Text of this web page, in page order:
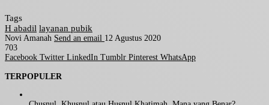
Tags
H abadil layanan pubik
Novi Amanah Send an email 12 Agustus 2020
703
Facebook Twitter LinkedIn Tumblr Pinterest WhatsApp
TERPOPULER